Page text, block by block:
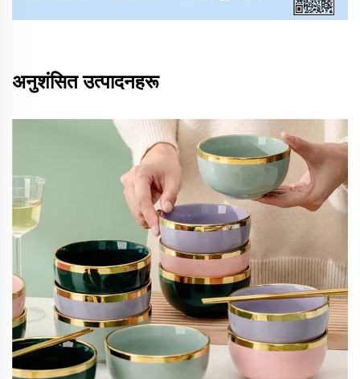
अनुशंसित उत्पादनहरू